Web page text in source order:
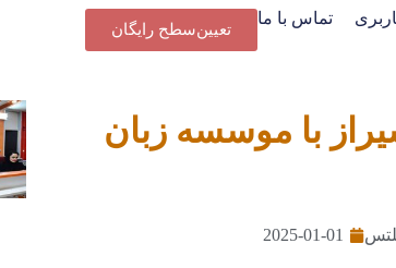
تماس با ما
تعیین‌سطح رایگان
با موسسه زبان
2025-01-01